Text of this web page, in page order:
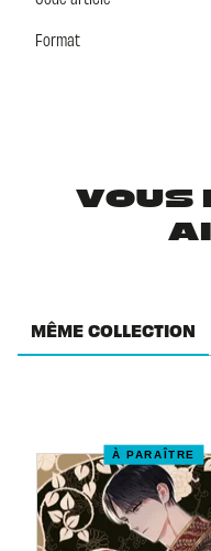
Format
VOUS
MÊME COLLECTION
À PARAÎTRE